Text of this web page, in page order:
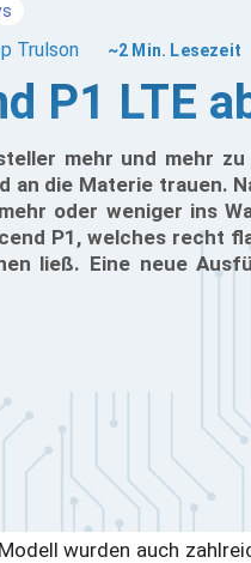
Trulson ~2 Min. Lesezeit
P1 LTE
mehr und mehr
die Materie trauen.
oder weniger ins
P1, welches recht
ließ. Eine neue
wurden auch